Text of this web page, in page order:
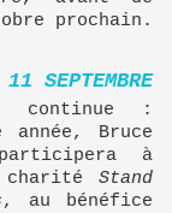
prochain.
11 SEPTEMBRE
continue :
année, Bruce
à
charité Stand
, au bénéfice